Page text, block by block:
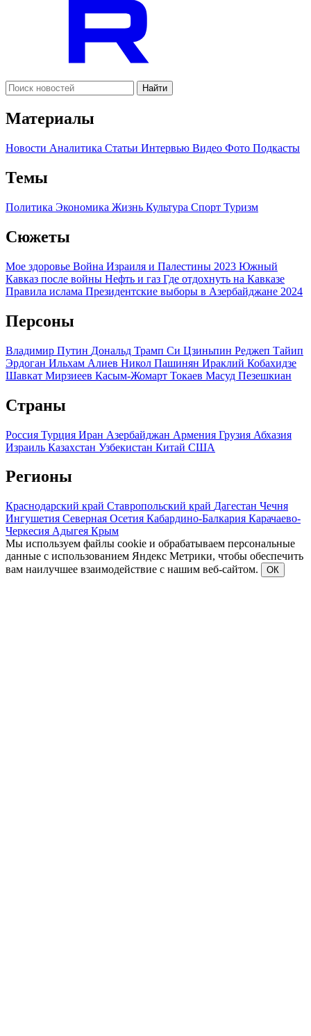
Найти
Материалы
Новости Аналитика Статьи Интервью Видео Фото Подкасты
Темы
Политика Экономика Жизнь Культура Спорт Туризм
Сюжеты
Мое здоровье Война Израиля и Палестины 2023 Южный
Кавказ после войны Нефть и газ Где отдохнуть на Кавказе
Правила ислама Президентские выборы в Азербайджане 2024
Персоны
Владимир Путин Дональд Трамп Си Цзиньпин Реджеп Тайип
Эрдоган Ильхам Алиев Никол Пашинян Ираклий Кобахидзе
Шавкат Мирзиеев Касым-Жомарт Токаев Масуд Пезешкиан
Страны
Россия Турция Иран Азербайджан Армения Грузия Абхазия
Израиль Казахстан Узбекистан Китай США
Регионы
Краснодарский край Ставропольский край Дагестан Чечня
Ингушетия Северная Осетия Кабардино-Балкария Карачаево-
Черкесия Адыгея Крым
Мы используем файлы cookie и обрабатываем персональные
данные с использованием Яндекс Метрики, чтобы обеспечить
вам наилучшее взаимодействие с нашим веб-сайтом.
ОК